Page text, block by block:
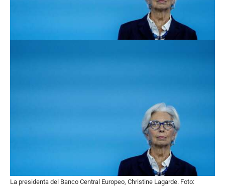
La presidenta del Banco Central Europeo, Christine Lagarde. Foto: